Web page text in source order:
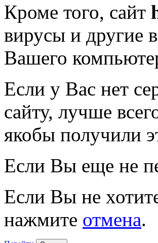
Кроме того, сайт
вирусы и другие
Вашего
Если у Вас нет
сайту, лучше
якобы получили
Если Вы еще не
Если Вы не
нажмите отмена.